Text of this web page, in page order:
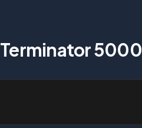
Terminator 5000